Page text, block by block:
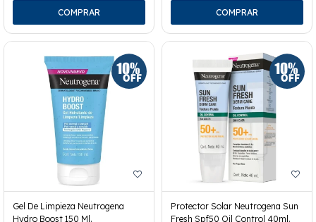
Gel De Limpieza Neutrogena
Hydro Boost 150 Ml.
Protector Solar Neutrogena Sun
Fresh Spf50 Oil Control 40ml.